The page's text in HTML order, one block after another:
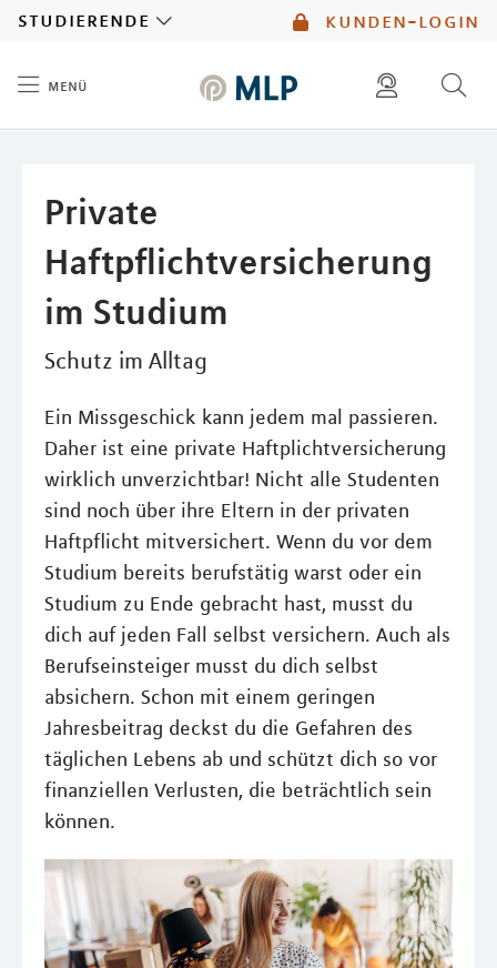
kunden-login
studierende
menü
Private
Haftpflichtversicherung
im Studium
Schutz im Alltag
Ein Missgeschick kann jedem mal passieren.
Daher ist eine private Haftplichtversicherung
wirklich unverzichtbar! Nicht alle Studenten
sind noch über ihre Eltern in der privaten
Haftpflicht mitversichert. Wenn du vor dem
Studium bereits berufstätig warst oder ein
Studium zu Ende gebracht hast, musst du
dich auf jeden Fall selbst versichern. Auch als
Berufseinsteiger musst du dich selbst
absichern. Schon mit einem geringen
Jahresbeitrag deckst du die Gefahren des
täglichen Lebens ab und schützt dich so vor
finanziellen Verlusten, die beträchtlich sein
können.